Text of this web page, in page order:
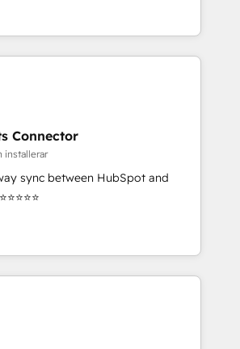
Connector
installerar
sync between HubSpot and